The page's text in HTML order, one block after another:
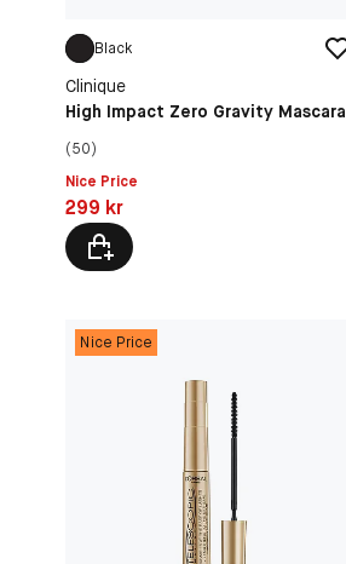
Black
Clinique
High Impact Zero Gravity Mascara
(50)
Nice Price
Pris: 299 kr
299 kr
Nice Price